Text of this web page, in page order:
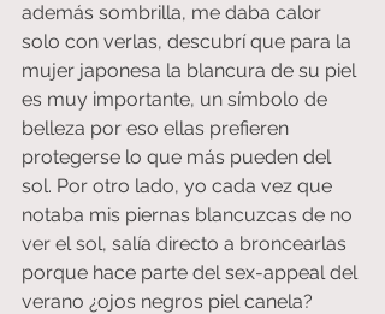
además sombrilla, me daba calor
solo con verlas, descubrí que para la
mujer japonesa la blancura de su piel
es muy importante, un símbolo de
belleza por eso ellas prefieren
protegerse lo que más pueden del
sol. Por otro lado, yo cada vez que
notaba mis piernas blancuzcas de no
ver el sol, salía directo a broncearlas
porque hace parte del sex-appeal del
verano ¿ojos negros piel canela?